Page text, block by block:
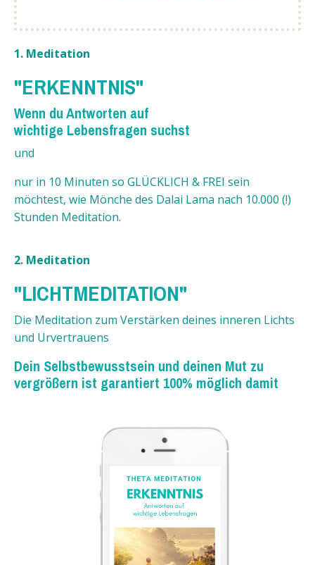
1. Meditation
"ERKENNTNIS"
Wenn du Antworten auf
wichtige Lebensfragen suchst
und
nur in 10 Minuten so GLÜCKLICH & FREI sein
möchtest, wie Mönche des Dalai Lama nach 10.000 (!)
Stunden Meditation.
2. Meditation
"LICHTMEDITATION"
Die Meditation zum Verstärken deines inneren Lichts
und Urvertrauens
Dein Selbstbewusstsein und deinen Mut zu
vergrößern ist garantiert 100% möglich damit